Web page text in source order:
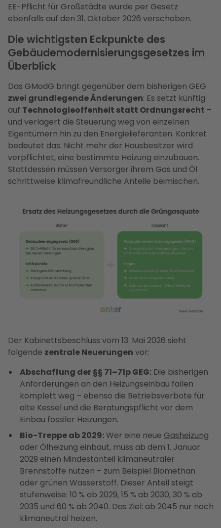
EE-Pflicht für Großstädte wurde per Gesetz
ebenfalls auf den 31. Oktober 2026 verschoben.
Die wichtigsten Eckpunkte des
Gebäudemodernisierungsgesetzes im
Überblick
Das GModG bringt gegenüber dem bisherigen GEG
zwei grundlegende Änderungen: Es setzt künftig
auf Technologieoffenheit statt Ordnungsrecht –
und verlagert die Steuerung weg von einzelnen
Eigentümern hin zu den Energielieferanten. Konkret
bedeutet das: Nicht mehr der Hausbesitzer wird
verpflichtet, eine bestimmte Heizung einzubauen.
Stattdessen müssen Versorger ihrem Gas und Öl
schrittweise klimafreundliche Anteile beimischen.
Der Kabinettsbeschluss vom 13. Mai 2026 sieht
folgende zentrale Neuerungen vor:
Abschaffung der §§ 71–71p GEG:Die bisherigen
Anforderungen an den Heizungseinbau fallen
komplett weg – ebenso die Betriebsverbote für
alte Kessel und die Beratungspflicht vor dem
Einbau fossiler Heizungen.
Bio-Treppe ab 2029:Wer eine neue Gasheizung
oder Ölheizung einbaut, muss ab dem 1. Januar
2029 einen Mindestanteil klimaneutraler
Brennstoffe nutzen – zum Beispiel Biomethan
oder grünen Wasserstoff. Dieser Anteil steigt
stufenweise: 10 % ab 2029, 15 % ab 2030, 30 % ab
2035 und 60 % ab 2040. Das Ziel: ab 2045 nur noch
klimaneutral heizen.